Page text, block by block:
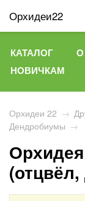
Орхидеи22
КАТАЛОГ
НОВИЧКАМ
Орхидеи 22 →
Дендробиумы →